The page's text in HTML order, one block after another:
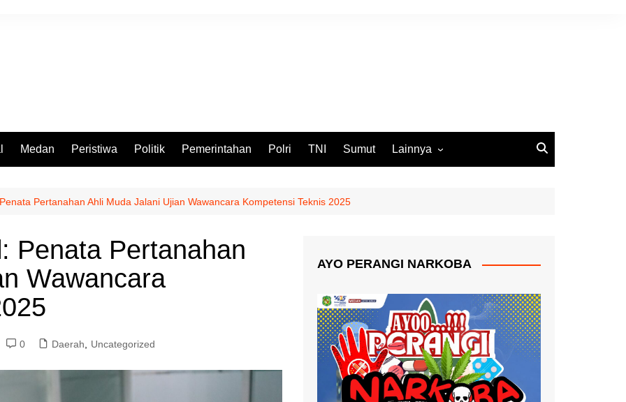
Medan Peristiwa Politik Pemerintahan Polri TNI Sumut Lainnya
Pertanahan Ahli Muda Jalani Ujian Wawancara Kompetensi Teknis 2025
Penata Pertanahan
Wawancara
0 Daerah Uncategorized
AYO PERANGI NARKOBA